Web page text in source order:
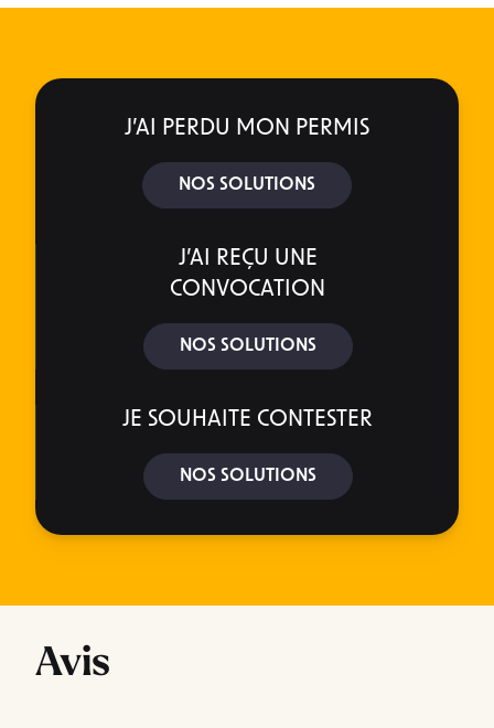
J’AI PERDU MON PERMIS
NOS SOLUTIONS
J’AI REÇU UNE
CONVOCATION
NOS SOLUTIONS
JE SOUHAITE CONTESTER
NOS SOLUTIONS
Avis